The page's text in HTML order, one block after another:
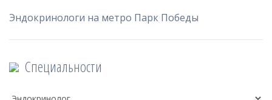
Эндокринологи на метро Парк Победы
Специальности